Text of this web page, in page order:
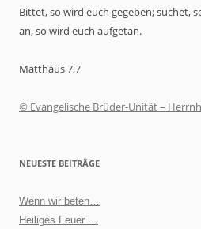
Bittet, so wird euch gegeben; suchet,
an, so wird euch aufgetan.
Matthäus 7,7
© Evangelische Brüder-Unität –
NEUESTE BEITRÄGE
Wenn wir beten…
Heiliges Feuer …